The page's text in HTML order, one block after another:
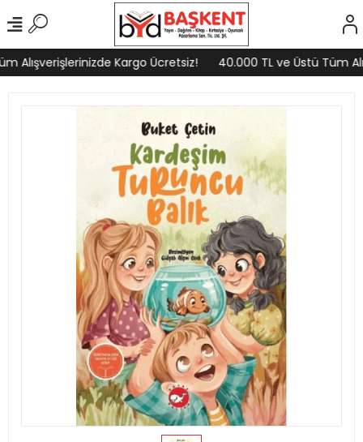
Alışverişlerinizde Kargo Ücretsiz! 40.000 TL ve Üstü Tüm